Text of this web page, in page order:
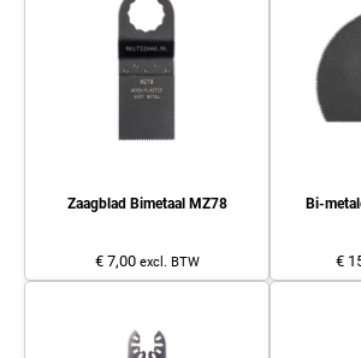
Zaagblad Bimetaal MZ78
€ 7,00 excl. BTW
Bi-
€